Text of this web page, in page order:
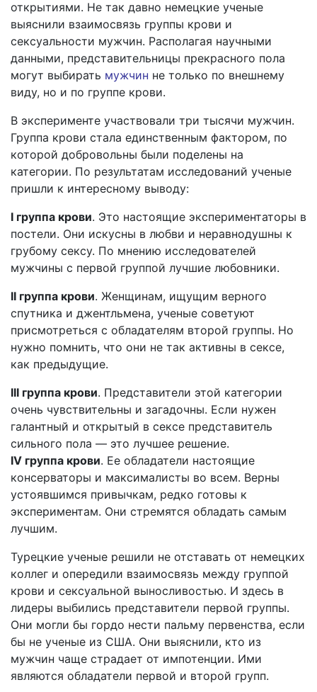
открытиями. Не так давно немецкие ученые
выяснили взаимосвязь группы крови и
сексуальности мужчин. Располагая научными
данными, представительницы прекрасного пола
могут выбирать мужчин не только по внешнему
виду, но и по группе крови.
В эксперименте участвовали три тысячи мужчин.
Группа крови стала единственным фактором, по
которой добровольны были поделены на
категории. По результатам исследований ученые
пришли к интересному выводу:
I группа крови. Это настоящие экспериментаторы в
постели. Они искусны в любви и неравнодушны к
грубому сексу. По мнению исследователей
мужчины с первой группой лучшие любовники.
II группа крови. Женщинам, ищущим верного
спутника и джентльмена, ученые советуют
присмотреться с обладателям второй группы. Но
нужно помнить, что они не так активны в сексе,
как предыдущие.
III группа крови. Представители этой категории
очень чувствительны и загадочны. Если нужен
галантный и открытый в сексе представитель
сильного пола — это лучшее решение.
IV группа крови. Ее обладатели настоящие
консерваторы и максималисты во всем. Верны
устоявшимся привычкам, редко готовы к
экспериментам. Они стремятся обладать самым
лучшим.
Турецкие ученые решили не отставать от немецких
коллег и опередили взаимосвязь между группой
крови и сексуальной выносливостью. И здесь в
лидеры выбились представители первой группы.
Они могли бы гордо нести пальму первенства, если
бы не ученые из США. Они выяснили, кто из
мужчин чаще страдает от импотенции. Ими
являются обладатели первой и второй групп.